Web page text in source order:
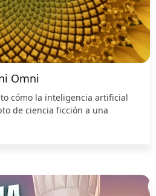
Omni
cómo la inteligencia artificial
de ciencia ficción a una